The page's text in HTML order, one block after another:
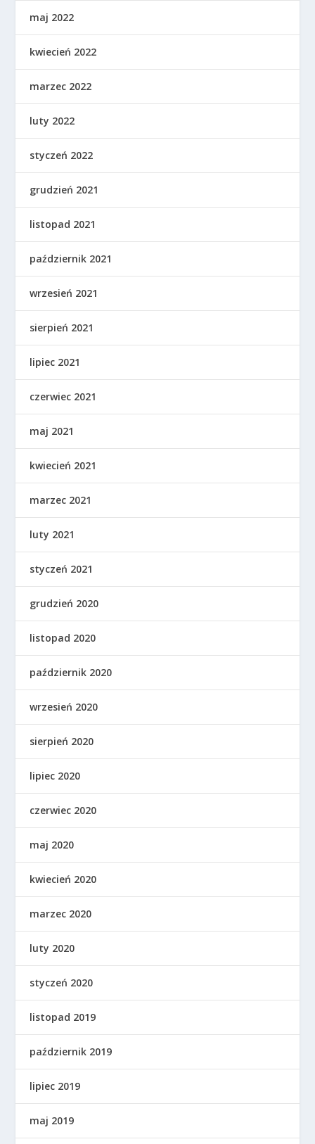
maj 2022
kwiecień 2022
marzec 2022
luty 2022
styczeń 2022
grudzień 2021
listopad 2021
październik 2021
wrzesień 2021
sierpień 2021
lipiec 2021
czerwiec 2021
maj 2021
kwiecień 2021
marzec 2021
luty 2021
styczeń 2021
grudzień 2020
listopad 2020
październik 2020
wrzesień 2020
sierpień 2020
lipiec 2020
czerwiec 2020
maj 2020
kwiecień 2020
marzec 2020
luty 2020
styczeń 2020
listopad 2019
październik 2019
lipiec 2019
maj 2019